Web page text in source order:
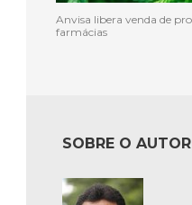
Anvisa libera venda de
farmácias
SOBRE O